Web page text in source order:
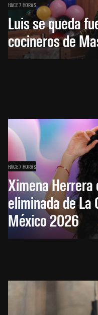
HACE 7 HORAS
Luis se queda
cocineros de
HACE 7 HORAS
Ximena Herrera
eliminada de La
México 2026